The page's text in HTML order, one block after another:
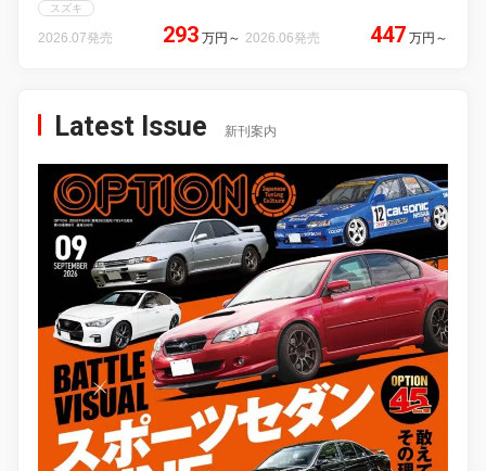
スズキ
2026.07発売 293 万円 ～ 2026.06発売 447 万円 ～
Latest Issue 新刊案内